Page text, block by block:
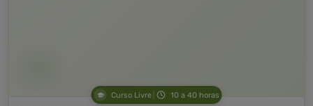
Curso Livre 10 a 40 horas